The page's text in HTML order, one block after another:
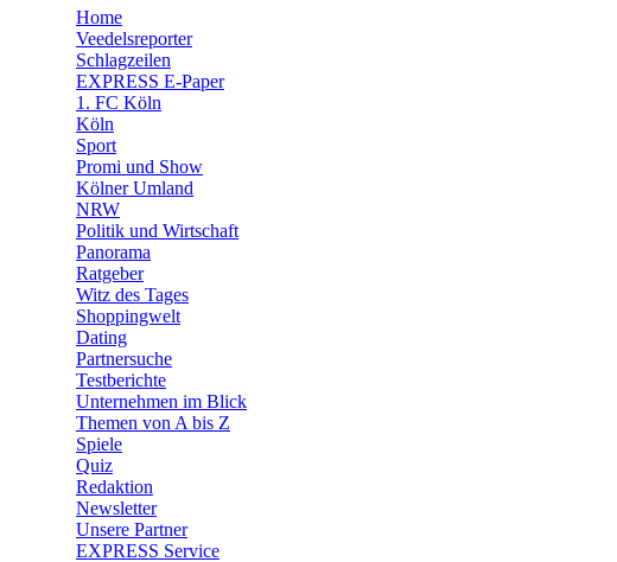
🛒 Shoppingwelt
🧩 Spiele
Home
Veedelsreporter
Schlagzeilen
EXPRESS E-Paper
1. FC Köln
Köln
Sport
Promi und Show
Kölner Umland
NRW
Politik und Wirtschaft
Panorama
Ratgeber
Witz des Tages
Shoppingwelt
Dating
Partnersuche
Testberichte
Unternehmen im Blick
Themen von A bis Z
Spiele
Quiz
Redaktion
Newsletter
Unsere Partner
EXPRESS Service